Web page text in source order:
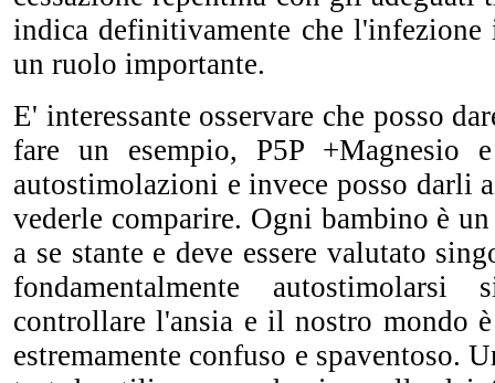
indica definitivamente che l'infezione
un ruolo importante.
E' interessante osservare che posso
fare un esempio, P5P +Magnesio
autostimolazioni e invece posso darli
vederle comparire. Ogni bambino è
a se stante e deve essere valutato
fondamentalmente
controllare l'ansia e il nostro mondo
estremamente confuso e spaventoso.